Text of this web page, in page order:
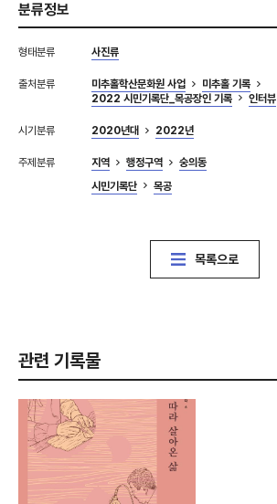
분류정보
형태분류 사진류
출처분류 미추홀학산문화원 사업
미추홀 기록
2022 시민기록단_목공장인 기록
인터뷰
시기분류 2020년대 2022년
주제분류 지역 행정구역
숭의동
시민기록단
목공
목록으로
관련 기록물